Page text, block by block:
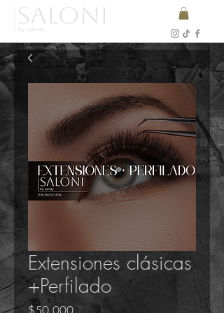
Extensiones clásicas
+Perfilado
Precio